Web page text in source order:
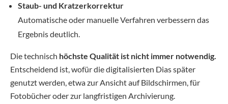
Staub- und Kratzerkorrektur
Automatische oder manuelle Verfahren verbessern das
Ergebnis deutlich.
Die technisch höchste Qualität ist nicht immer notwendig.
Entscheidend ist, wofür die digitalisierten Dias später
genutzt werden, etwa zur Ansicht auf Bildschirmen, für
Fotobücher oder zur langfristigen Archivierung.